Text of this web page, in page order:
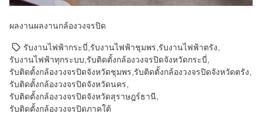
ผลงานผลงานกล้องวงจรปิด
รับงานไฟฟ้ากระบี่,รับงานไฟฟ้าชุมพร,รับงานไฟฟ้าตรัง,
รับงานไฟฟ้าทุกระบบ,รับติดตั้งกล้องวงจรปิดจังหวัดกระบี่,
รับติดตั้งกล้องวงจรปิดจังหวัดชุมพร,รับติดตั้งกล้องวงจรปิดจังหวัดตรัง,
รับติดตั้งกล้องวงจรปิดจังหวัดนคร,
รับติดตั้งกล้องวงจรปิดจังหวัดสุราษฎร์ธานี,
รับติดตั้งกล้องวงจรปิดภาคใต้